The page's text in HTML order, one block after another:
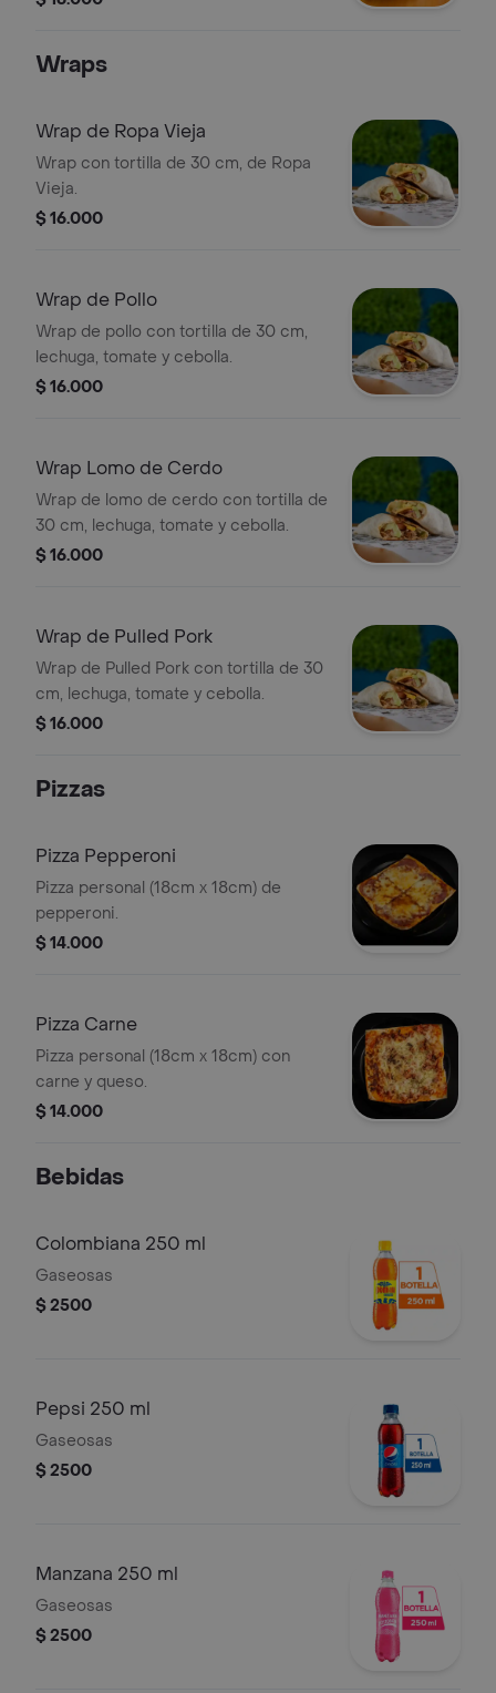
Wraps
Wrap de Ropa Vieja
Wrap con tortilla de 30 cm, de Ropa
Vieja.
$ 16.000
Wrap de Pollo
Wrap de pollo con tortilla de 30 cm,
lechuga, tomate y cebolla.
$ 16.000
Wrap Lomo de Cerdo
Wrap de lomo de cerdo con tortilla de
30 cm, lechuga, tomate y cebolla.
$ 16.000
Wrap de Pulled Pork
Wrap de Pulled Pork con tortilla de 30
cm, lechuga, tomate y cebolla.
$ 16.000
Pizzas
Pizza Pepperoni
Pizza personal (18cm x 18cm) de
pepperoni.
$ 14.000
Pizza Carne
Pizza personal (18cm x 18cm) con
carne y queso.
$ 14.000
Bebidas
Colombiana 250 ml
Gaseosas
$ 2500
Pepsi 250 ml
Gaseosas
$ 2500
Manzana 250 ml
Gaseosas
$ 2500